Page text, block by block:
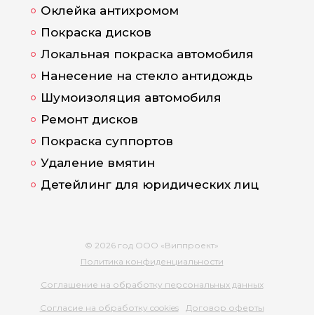
Оклейка антихромом
Покраска дисков
Локальная покраска автомобиля
Нанесение на стекло антидождь
Шумоизоляция автомобиля
Ремонт дисков
Покраска суппортов
Удаление вмятин
Детейлинг для юридических лиц
© 2026 год ООО «Виппроект»
Политика конфиденциальности
Соглашение на обработку персональных данных
Согласие на обработку cookies Договор оферты